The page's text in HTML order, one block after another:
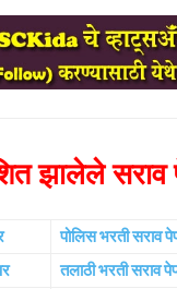
झालेले सराव
पोलिस भरती सराव
तलाठी भरती सराव